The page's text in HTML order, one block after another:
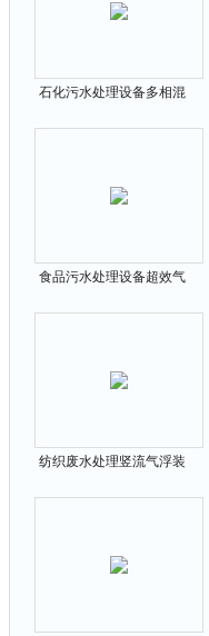
石化污水处理设备多相混
食品污水处理设备超效气
纺织废水处理竖流气浮装